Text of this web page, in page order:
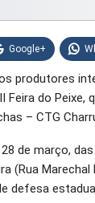
Google+
produtores
do Peixe,
– CTG
de março,
(Rua Marechal
defesa